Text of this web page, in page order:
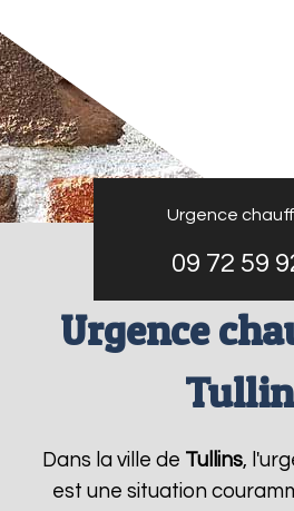
Urgence
09 72 59
Urgence
Dans la ville de Tullins,
est une situation